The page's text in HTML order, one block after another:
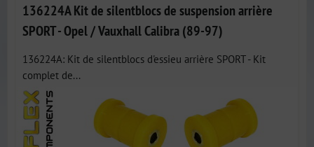
136224A Kit de silentblocs de suspension arrière
SPORT - Opel / Vauxhall Calibra (89-97)
136224A: Kit de silentblocs d'essieu arrière SPORT - Kit
complet de...